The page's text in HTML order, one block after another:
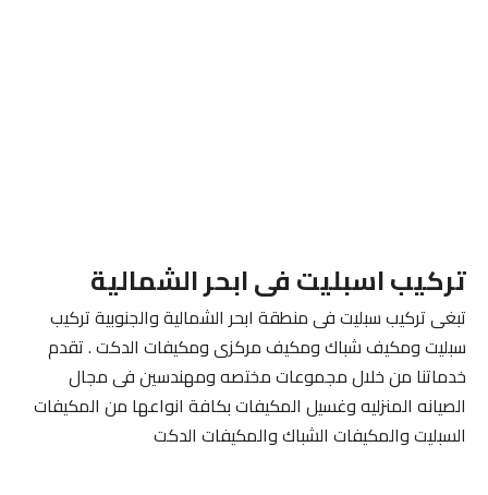
تركيب اسبليت فى ابحر الشمالية
تبغى تركيب سبليت فى منطقة ابحر الشمالية والجنوبية تركيب
سبليت ومكيف شباك ومكيف مركزى ومكيفات الدكت . تقدم
خدماتنا من خلال مجموعات مختصه ومهندسين فى مجال
الصيانه المنزليه وغسيل المكيفات بكافة انواعها من المكيفات
السبليت والمكيفات الشباك والمكيفات الدكت